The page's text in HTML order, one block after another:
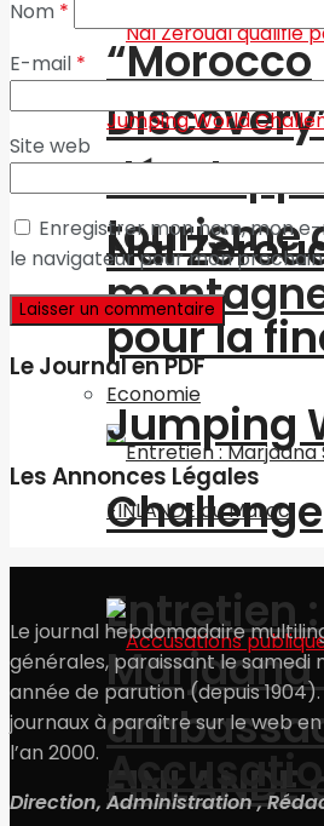
“Morocco
tourisme
Economie
Entretien :
Marjaana
Nal
pour la
Jumping
Challenge
Nom *
E-mail *
Site web
Enregistrer mon nom, mon
le navigateur pour mon
Le Journal en PDF
Les Annonces Légales
Le journal hebdomadaire
générales, paraissant le samedi
année de parution (depuis
journaux à paraître sur le web
l’an 2000.
Direction, Administration ,